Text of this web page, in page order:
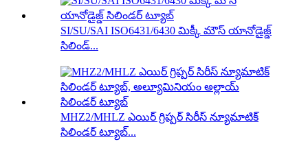
SI/SU/SAI ISO6431/6430 మిక్కీ మౌస్ యానోడైజ్డ్
సిలిండ్...
MHZ2/MHLZ ఎయిర్ గ్రిప్పర్ సిరీస్ న్యూమాటిక్
సిలిండర్ ట్యూబ్...